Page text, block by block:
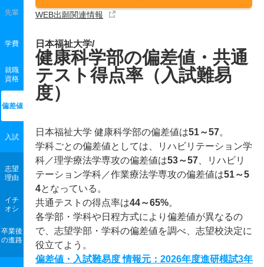
WEB出願関連情報
先輩
学費
就職
資格
偏差値
入試
志望
理由
イチ
オシ
卒業後
の進路
日本福祉大学/
健康科学部の偏差値・共通
テスト得点率（入試難易
度）
日本福祉大学 健康科学部の偏差値は51～57。
学科ごとの偏差値としては、リハビリテーション学
科／理学療法学専攻の偏差値は53～57 、リハビリ
テーション学科／作業療法学専攻の偏差値は51～5
4となっている。
共通テストの得点率は44～65%。
各学部・学科や日程方式により偏差値が異なるの
で、志望学部・学科の偏差値を調べ、志望校決定に
役立てよう。
偏差値・入試難易度 情報元：2026年度進研模試3年